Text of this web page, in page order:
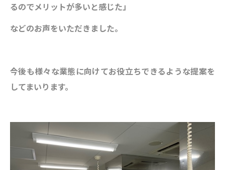
るのでメリットが多いと感じた」
などのお声をいただきました。
今後も様々な業態に向けてお役立ちできるような提案を
してまいります。